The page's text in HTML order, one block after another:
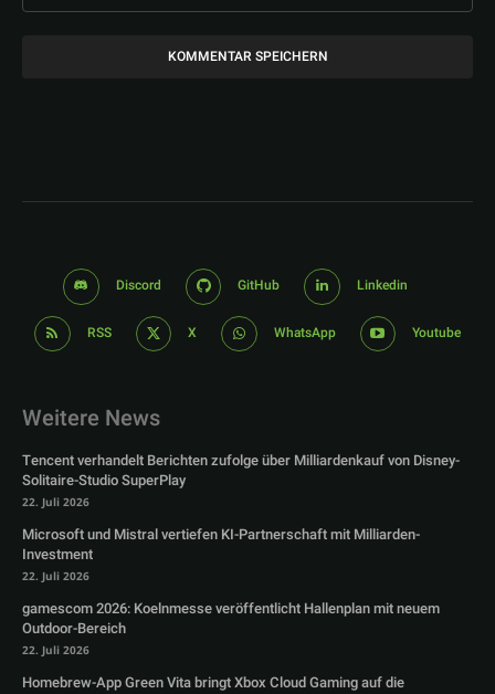
Discord GitHub Linkedin
RSS X WhatsApp Youtube
Weitere News
Tencent verhandelt Berichten zufolge über Milliardenkauf von Disney-
Solitaire-Studio SuperPlay
22. Juli 2026
Microsoft und Mistral vertiefen KI-Partnerschaft mit Milliarden-
Investment
22. Juli 2026
gamescom 2026: Koelnmesse veröffentlicht Hallenplan mit neuem
Outdoor-Bereich
22. Juli 2026
Homebrew-App Green Vita bringt Xbox Cloud Gaming auf die